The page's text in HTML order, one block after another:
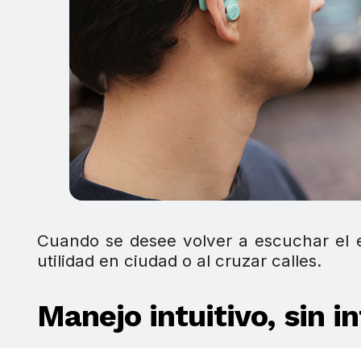
Cuando se desee volver a escuchar
utilidad en ciudad o al cruzar calles.
Manejo intuitivo, sin